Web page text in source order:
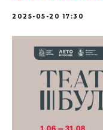
2025-05-20 17:30